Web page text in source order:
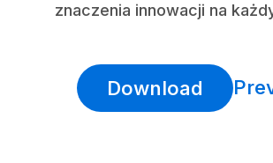
znaczenia innowacji na
Download